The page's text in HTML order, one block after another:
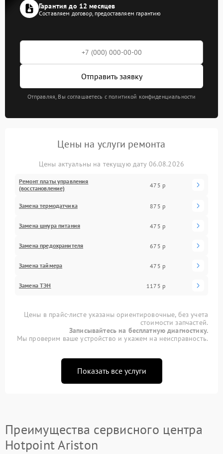
Гарантия до 12 месяцев
Составляем договор, предоставляем гарантию
Отправить заявку
Отправляя, Вы соглашаетесь с политикой конфиденциальности
Цены на услуги ремонта
Цены актуальны на текущую дату 06.08.2026
Ремонт платы управления
(восстановление)
475 р
Замена термодатчика 875 р
Замена шнура питания 475 р
Замена предохранителя 675 р
Замена таймера 475 р
Замена ТЭН 1175 р
Цены в прайс-листе указаны ориентировочные, без учета
стоимости запчастей.
Записывайтесь на бесплатную диагностику.
Мы проверим ваше устройство и укажем на неисправность.
Показать все услуги
Преимущества сервисного центра
Hotpoint Ariston